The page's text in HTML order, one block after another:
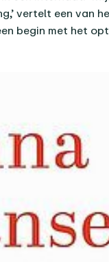
vertelt een van
begin met het